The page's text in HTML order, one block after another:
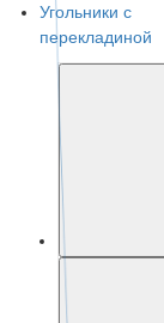
Угольники с
перекладиной